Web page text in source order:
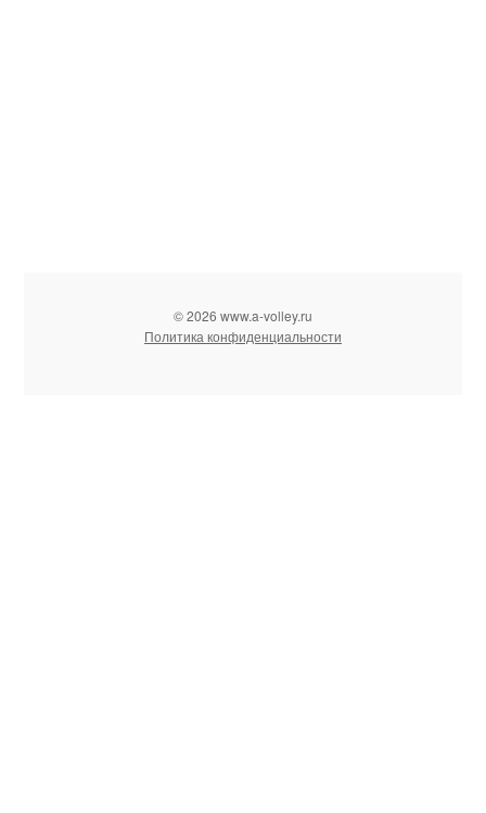
© 2026 www.a-volley.ru
Политика конфиденциальности